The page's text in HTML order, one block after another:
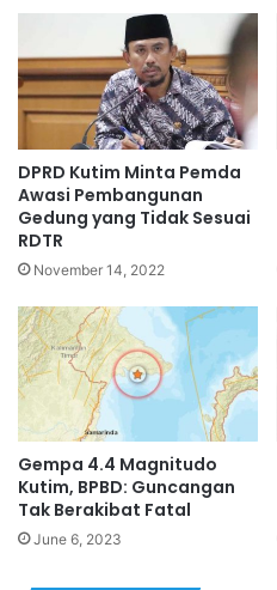
DPRD Kutim Minta Pemda
Awasi Pembangunan
Gedung yang Tidak Sesuai
RDTR
November 14, 2022
Gempa 4.4 Magnitudo
Kutim, BPBD: Guncangan
Tak Berakibat Fatal
June 6, 2023